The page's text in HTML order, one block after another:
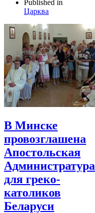
Published in
Царква
В Минске
провозглашена
Апостольская
Администратура
для греко-
католиков
Беларуси